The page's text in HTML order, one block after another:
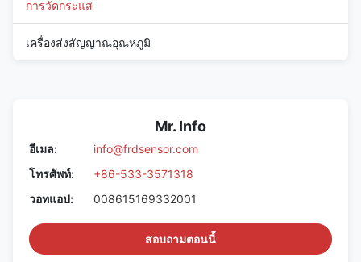
การวัดกระแส
เครื่องส่งสัญญาณอุณหภูมิ
Mr. Info
อีเมล:
info@frdsensor.com
โทรศัพท์:
+86-533-3571318
วอทแอป:
008615169332001
สอบถามตอนนี้